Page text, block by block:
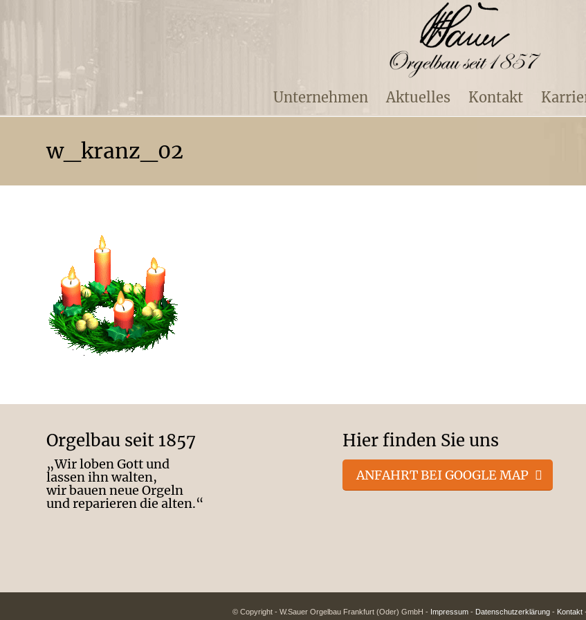
Unternehmen Aktuelles Kontakt
w_kranz_02
Orgelbau seit 1857
„Wir loben Gott und
lassen ihn walten,
wir bauen neue Orgeln
und reparieren die alten.“
Hier finden Sie uns
ANFAHRT BEI GOOGLE MAP
© Copyright - W.Sauer Orgelbau Frankfurt (Oder) GmbH - Impressum- Datenschutzerklärung- Kontakt-